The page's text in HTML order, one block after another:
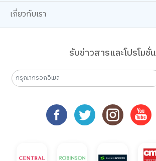
เกี่ยวกับเรา
รับข่าวสารและโปรโมชั่น